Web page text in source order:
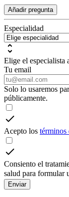
Añadir pregunta
Especialidad
Elige el especialista
Tu email
Solo lo usaremos
públicamente.
Acepto los términos
Consiento el
salud para formular
Enviar